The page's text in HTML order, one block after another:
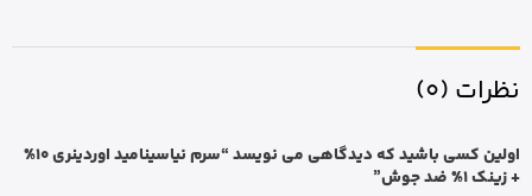
نظرات (0)
اولین کسی باشید که دیدگاهی می نویسد “سرم نیاسینامید اوردینری 10%
+ زینک 1% ضد جوش”